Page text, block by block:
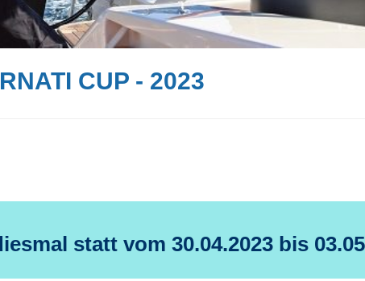
CUP - 2023
statt vom 30.04.2023 bis